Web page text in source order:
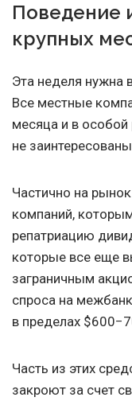
Поведение
крупных
Эта неделя нужна
Все местные
месяца и в особой
не
Частично на
компаний,
репатриацию
которые все еще
заграничным
спроса на
в пределах
Часть из этих
закроют за счет